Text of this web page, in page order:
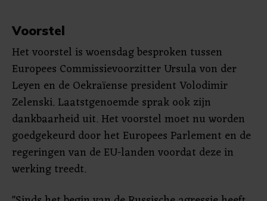
Voorstel
Het voorstel is woensdag besproken tussen
Europees Commissievoorzitter Ursula von der
Leyen en de Oekraïense president Volodimir
Zelenski. Laatstgenoemde sprak ook zijn
dankbaarheid uit. Het voorstel moet nu worden
goedgekeurd door het Europees Parlement en de
regeringen van de EU-landen voordat deze in
werking treedt.